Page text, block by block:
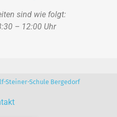
sind wie folgt:
– 12:00 Uhr
Steiner-Schule Bergedorf